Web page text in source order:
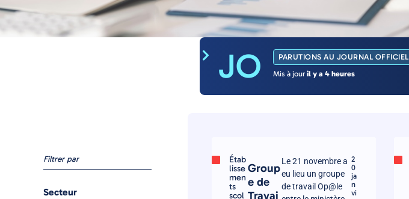
Filtrer par
Secteur
Étab
lisse
men
ts
scol
Group
e de
Travai
Le 21 novembre a
eu lieu un groupe
de travail Op@le
2
0
ja
n
vi
JO
PARUTIONS AU JOURNAL OFFICIEL
Mis à jouril y a 4 heures